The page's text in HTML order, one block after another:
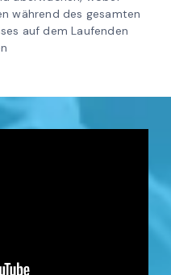
während des gesamten
auf dem Laufenden